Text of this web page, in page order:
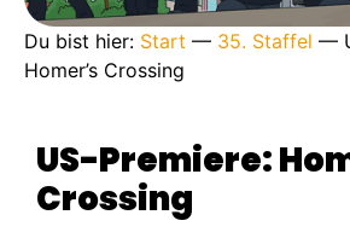
Du bist hier: Start — 35. Staffel —
Homer’s Crossing
US-Premiere:
Crossing